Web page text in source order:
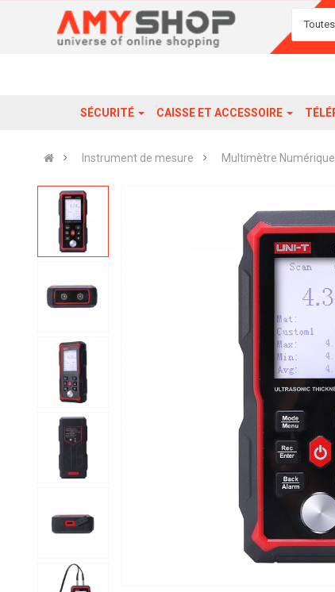
SÉCURITÉ CAISSE ET ACCESSOIRE
Instrument de mesure Multimètre Numérique